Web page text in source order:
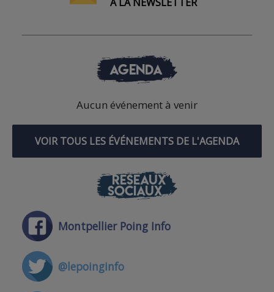
AGENDA
Aucun événement à venir
VOIR TOUS LES ÉVÉNEMENTS DE L'AGENDA
RÉSEAUX
SOCIAUX
Montpellier Poing Info
@lepoinginfo